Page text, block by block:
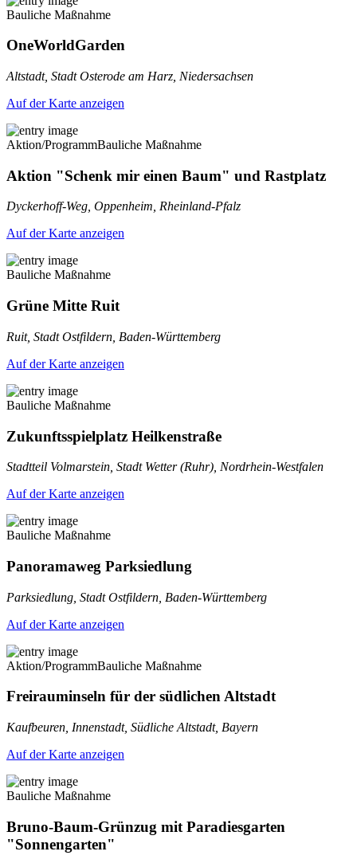
Bauliche Maßnahme
OneWorldGarden
Altstadt, Stadt Osterode am Harz, Niedersachsen
Auf der Karte anzeigen
Aktion/ProgrammBauliche Maßnahme
Aktion "Schenk mir einen Baum" und Rastplatz
Dyckerhoff-Weg, Oppenheim, Rheinland-Pfalz
Auf der Karte anzeigen
Bauliche Maßnahme
Grüne Mitte Ruit
Ruit, Stadt Ostfildern, Baden-Württemberg
Auf der Karte anzeigen
Bauliche Maßnahme
Zukunftsspielplatz Heilkenstraße
Stadtteil Volmarstein, Stadt Wetter (Ruhr), Nordrhein-Westfalen
Auf der Karte anzeigen
Bauliche Maßnahme
Panoramaweg Parksiedlung
Parksiedlung, Stadt Ostfildern, Baden-Württemberg
Auf der Karte anzeigen
Aktion/ProgrammBauliche Maßnahme
Freirauminseln für der südlichen Altstadt
Kaufbeuren, Innenstadt, Südliche Altstadt, Bayern
Auf der Karte anzeigen
Bauliche Maßnahme
Bruno-Baum-Grünzug mit Paradiesgarten
"Sonnengarten"